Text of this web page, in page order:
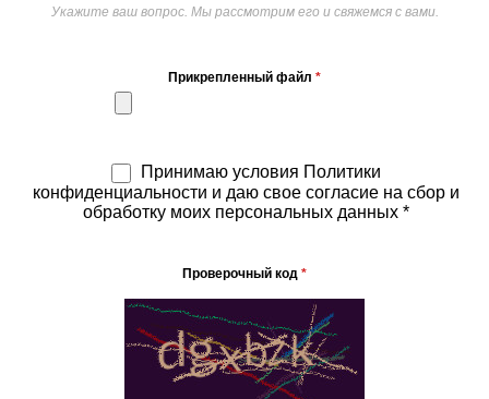
Укажите ваш вопрос. Мы рассмотрим его и свяжемся с вами.
Прикрепленный файл *
Принимаю условия Политики
конфиденциальности и даю свое согласие на сбор и
обработку моих персональных данных *
Проверочный код *